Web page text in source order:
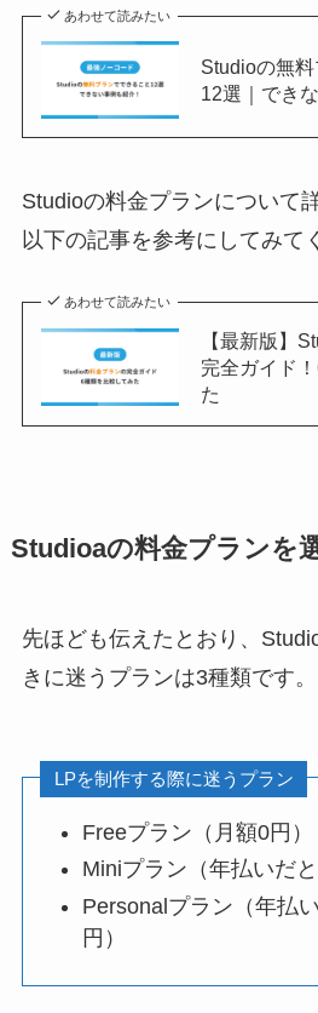
あわせて読みたい
Studioの無
12選｜でき
Studioの料金プランについて
以下の記事を参考にしてみて
あわせて読みたい
【最新版】
完全ガイド
た
Studioaの料金プランを
先ほども伝えたとおり、
きに迷うプランは3種類です。
LPを制作する際に迷うプラン
Freeプラン（月額0円）
Miniプラン（年払いだと
Personalプラン（年払
円）